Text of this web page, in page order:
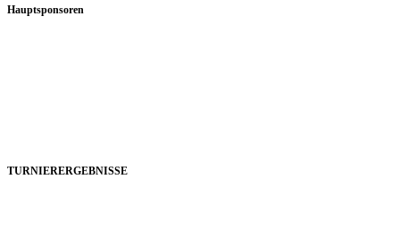
Hauptsponsoren
TURNIERERGEBNISSE